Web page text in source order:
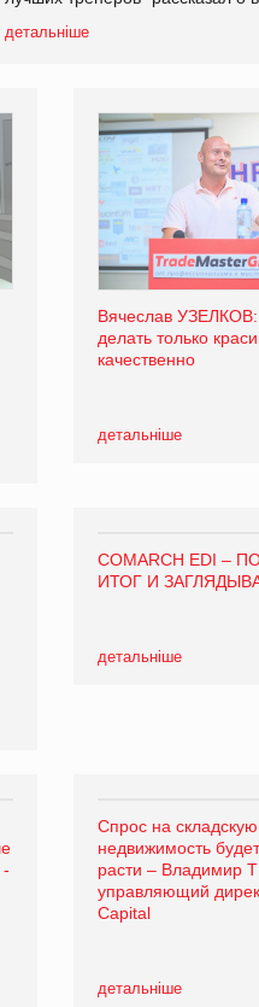
детальніше
Вячеслав
делать только
качественно
детальніше
COMARCH EDI –
ИТОГ И
детальніше
-
Спрос на складскую
недвижимость
расти – Владимир
управляющий
Capital
детальніше